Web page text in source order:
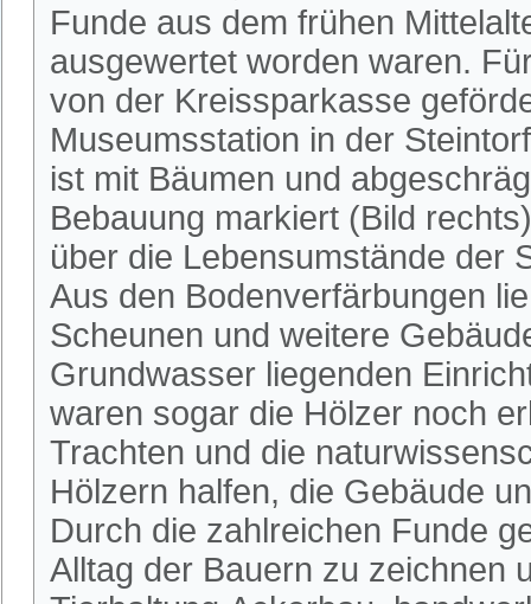
Funde aus dem frühen
ausgewertet worden waren.
von der Kreissparkasse
Museumsstation in der
ist mit Bäumen und
Bebauung markiert (Bild
über die Lebensumstände der
Aus den Bodenverfärbungen
Scheunen und weitere
Grundwasser liegenden
waren sogar die Hölzer noch
Trachten und die
Hölzern halfen, die Gebäude
Durch die zahlreichen Funde
Alltag der Bauern zu zeichnen